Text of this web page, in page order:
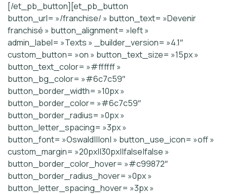
[/et_pb_button][et_pb_button
button_url= »/franchise/ » button_text= »Devenir
franchisé » button_alignment= »left »
admin_label= »Texts » _builder_version= »4.1″
custom_button= »on » button_text_size= »15px »
button_text_color= »#ffffff »
button_bg_color= »#6c7c59″
button_border_width= »10px »
button_border_color= »#6c7c59″
button_border_radius= »0px »
button_letter_spacing= »3px »
button_font= »Oswald|||on| » button_use_icon= »off »
custom_margin= »20px||30px||false|false »
button_border_color_hover= »#c99872″
button_border_radius_hover= »0px »
button_letter_spacing_hover= »3px »